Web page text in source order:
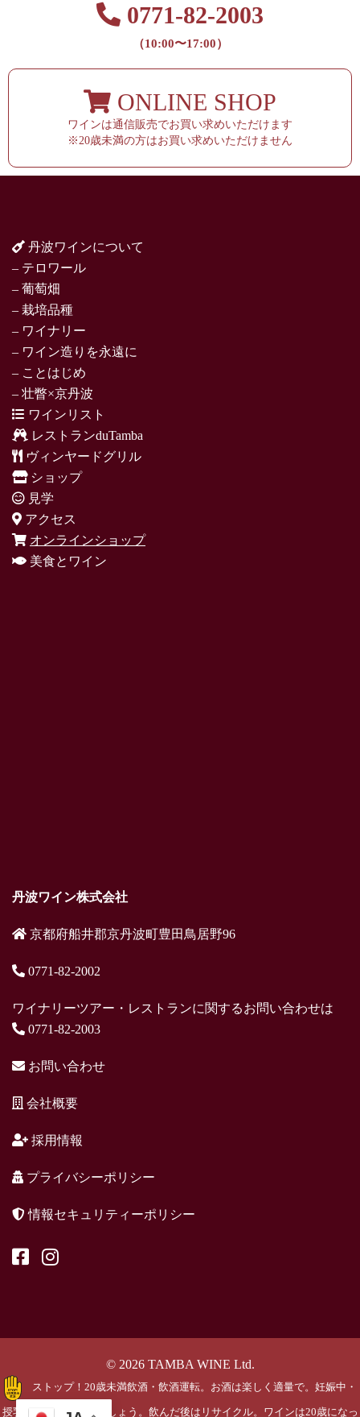
0771-82-2003
（10:00〜17:00）
ONLINE SHOP
ワインは通信販売でお買い求めいただけます
※20歳未満の方はお買い求めいただけません
丹波ワインについて
– テロワール
– 葡萄畑
– 栽培品種
– ワイナリー
– ワイン造りを永遠に
– ことはじめ
– 壮瞥×京丹波
ワインリスト
レストランduTamba
ヴィンヤードグリル
ショップ
見学
アクセス
オンラインショップ
美食とワイン
丹波ワイン株式会社
京都府船井郡京丹波町豊田鳥居野96
0771-82-2002
ワイナリーツアー・レストランに関するお問い合わせは
0771-82-2003
お問い合わせ
会社概要
採用情報
プライバシーポリシー
情報セキュリティーポリシー
© 2026 TAMBA WINE Ltd.
ストップ！20歳未満飲酒・飲酒運転。お酒は楽しく適量で。妊娠中・
授乳期の飲酒はやめましょう。飲んだ後はリサイクル。ワインは20歳になっ